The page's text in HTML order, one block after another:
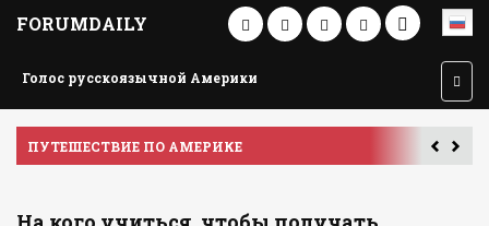
FORUMDAILY
Голос русскоязычной Америки
ПУТЕШЕСТВИЕ ПО АМЕРИКЕ